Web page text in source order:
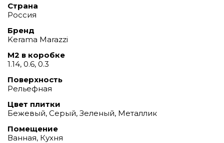
Страна
Россия
Бренд
Kerama Marazzi
М2 в коробке
1.14, 0.6, 0.3
Поверхность
Рельефная
Цвет плитки
Бежевый, Серый, Зеленый, Металлик
Помещение
Ванная, Кухня